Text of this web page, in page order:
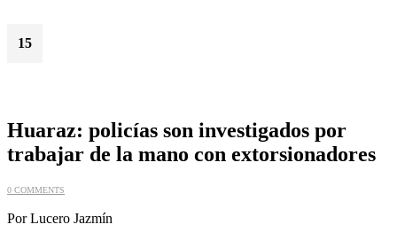
15
Huaraz: policías son investigados por
trabajar de la mano con extorsionadores
0 COMMENTS
Por Lucero Jazmín